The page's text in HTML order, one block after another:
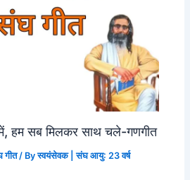
में, हम सब मिलकर साथ चले-गणगीत
गीत/ Byस्वयंसेवक | संघ आयु: 23 वर्ष